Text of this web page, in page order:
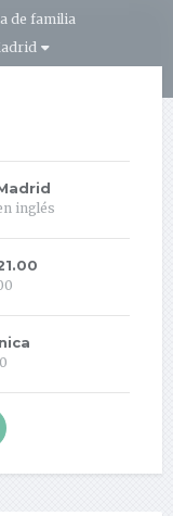
de familia
inglés